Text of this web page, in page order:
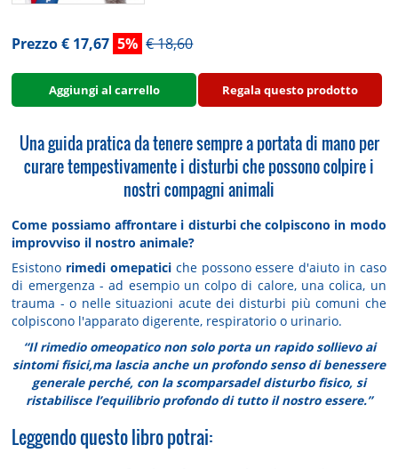
Prezzo € 17,67 5% € 18,60
Aggiungi al carrello Regala questo prodotto
Una guida pratica da tenere sempre a portata di mano per
curare tempestivamente i disturbi che possono colpire i
nostri compagni animali
Come possiamo affrontare i disturbi che colpiscono in modo
improvviso il nostro animale?
Esistono rimedi omepaticiche possono essere d'aiuto in caso
di emergenza - ad esempio un colpo di calore, una colica, un
trauma - o nelle situazioni acute dei disturbi più comuni che
colpiscono l'apparato digerente, respiratorio o urinario.
“Il rimedio omeopatico non solo porta un rapido sollievo ai
sintomi fisici,ma lascia anche un profondo senso di benessere
generale perché, con la scomparsadel disturbo fisico, si
ristabilisce l’equilibrio profondo di tutto il nostro essere.”
Leggendo questo libro potrai: